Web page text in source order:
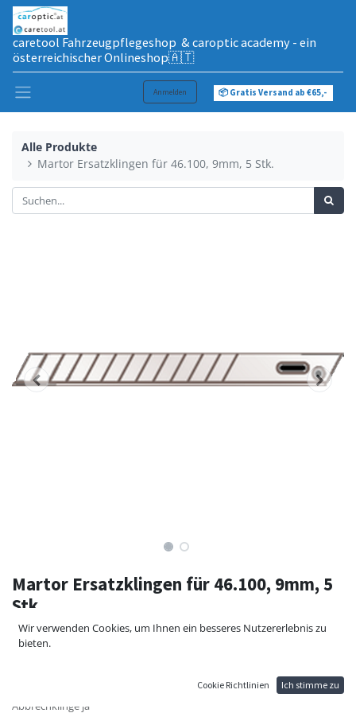
caretool Fahrzeugpflegeshop & caroptic academy - ein
österreichischer Onlineshop🇦🇹
Anmelden 📦 Gratis Versand ab €65,-
Alle Produkte
Martor Ersatzklingen für 46.100, 9mm, 5 Stk.
Martor Ersatzklingen für 46.100, 9mm, 5
Stk.
Martor Ersatzk Abbrechklingen Nr. 76 für Martor CUTTEX 9mm, 5 Stk.
Klingenlänge 94,5 mm
Abbrechklinge ja
Wir verwenden Cookies, um Ihnen ein besseres Nutzererlebnis zu
bieten.
Cookie Richtlinien Ich stimme zu